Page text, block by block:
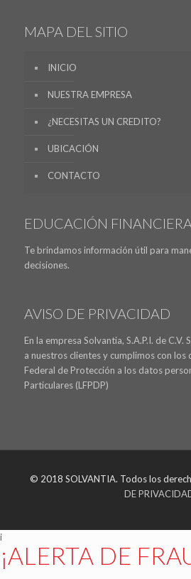
MAPA DEL SITIO
INICIO
NUESTRA EMPRESA
¿NECESITAS UN CREDITO?
UBICACIÓN
CONTACTO
EDUCACIÓN FINANCIERA
Te brindamos información útil para
decisiones.
AVISO DE PRIVACIDAD
En la empresa Solvantia, S.A.P.I. de C.V.
a nuestros clientes y cumplimos con los
Federal de Protección a los datos
Particulares (LFPDP)
© 2018 SOLVANTIA. Todos los
DE
i
¡ALERTA DE